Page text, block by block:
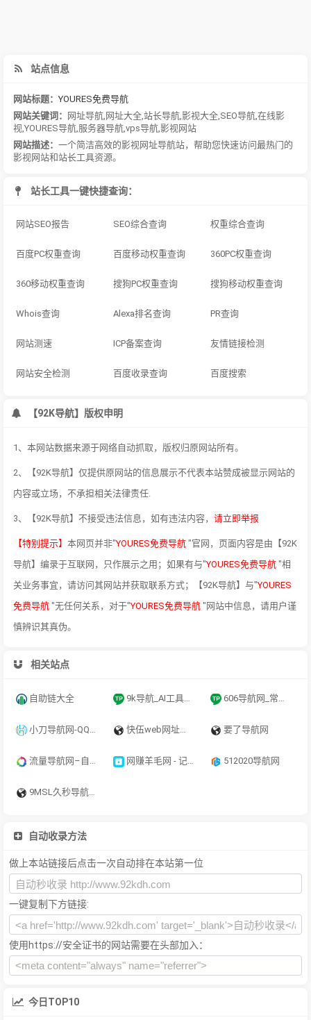
站点信息
网站标题：YOURES免费导航
网站关键词：
网址导航 网址大全 站长导航 影视大全 SEO导航 在线影
视 YOURES导航 服务器导航 vps导航 影视网站
网站描述： 一个简洁高效的影视网址导航站，帮助您快速访问最热门的
影视网站和站长工具资源。
站长工具一键快捷查询：
网站SEO报告 SEO综合查询 权重综合查询
百度PC权重查询 百度移动权重查询 360PC权重查询
360移动权重查询 搜狗PC权重查询 搜狗移动权重查询
Whois查询 Alexa排名查询 PR查询
网站测速 ICP备案查询 友情链接检测
网站安全检测 百度收录查询 百度搜索
【92K导航】版权申明
1、本网站数据来源于网络自动抓取，版权归原网站所有。
2、【92K导航】仅提供原网站的信息展示不代表本站赞成被显示网站的
内容或立场，不承担相关法律责任.
3、【92K导航】不接受违法信息，如有违法内容， 请立即举报
【特别提示】 本网页并非"YOURES免费导航 "官网，页面内容是由【92K
导航】编录于互联网，只作展示之用；如果有与"YOURES免费导航 "相
关业务事宜，请访问其网站并获取联系方式；【92K导航】与"YOURES
免费导航 "无任何关系，对于"YOURES免费导航 "网站中信息，请用户谨
慎辨识其真伪。
相关站点
自助链大全 9k导航_AI工具导航_程序员资源大全_硬核科技网址导航 606导航网_常用网址大全_生活服务_让上网更顺溜
小刀导航网-QQ技术导航,学习技术和找AI资源网从小刀导航网开始！ 快伍web网址导航-网站推广-网站目录-seo优化-融兴云机 要了导航网
流量导航网–自动收录–最懂你的导航网站 网赚羊毛网 - 记得保存哦 512020导航网
9MSL久秒导航_快速上网首页_无广告网址导航_实用网址大全
自动收录方法
做上本站链接后点击一次自动排在本站第一位
一键复制下方链接:
使用https://安全证书的网站需要在头部加入：
今日TOP10